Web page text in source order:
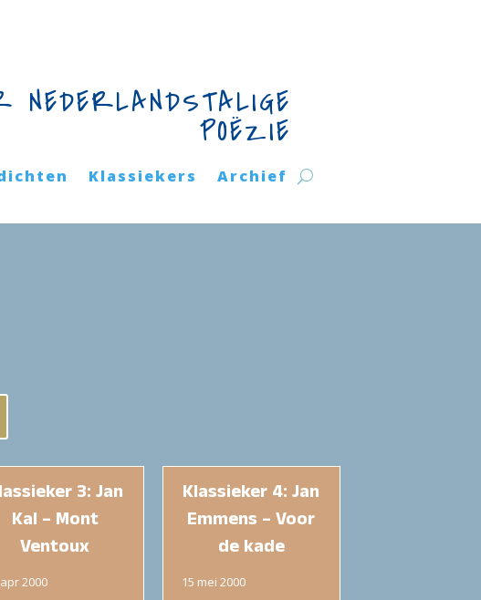
POËZIE
Klassiekers Archief
3: Jan
Kal – Mont
Ventoux
2000
Klassieker 4: Jan
Emmens – Voor
de kade
15 mei 2000